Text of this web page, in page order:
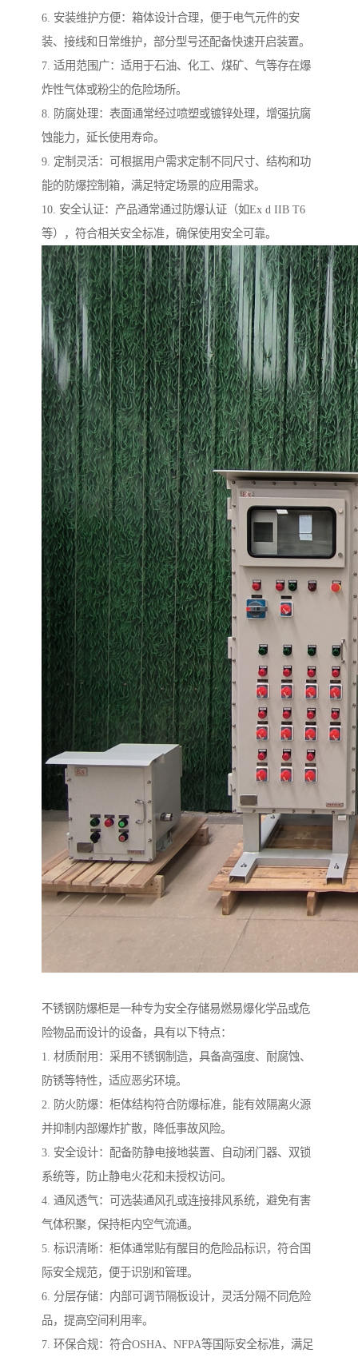
6. 安装维护方便：箱体设计合理，便于电气元件的安
装、接线和日常维护，部分型号还配备快速开启装置。
7. 适用范围广：适用于石油、化工、煤矿、气等存在爆
炸性气体或粉尘的危险场所。
8. 防腐处理：表面通常经过喷塑或镀锌处理，增强抗腐
蚀能力，延长使用寿命。
9. 定制灵活：可根据用户需求定制不同尺寸、结构和功
能的防爆控制箱，满足特定场景的应用需求。
10. 安全认证：产品通常通过防爆认证（如Ex d IIB T6
等），符合相关安全标准，确保使用安全可靠。
不锈钢防爆柜是一种专为安全存储易燃易爆化学品或危
险物品而设计的设备，具有以下特点：
1. 材质耐用：采用不锈钢制造，具备高强度、耐腐蚀、
防锈等特性，适应恶劣环境。
2. 防火防爆：柜体结构符合防爆标准，能有效隔离火源
并抑制内部爆炸扩散，降低事故风险。
3. 安全设计：配备防静电接地装置、自动闭门器、双锁
系统等，防止静电火花和未授权访问。
4. 通风透气：可选装通风孔或连接排风系统，避免有害
气体积聚，保持柜内空气流通。
5. 标识清晰：柜体通常贴有醒目的危险品标识，符合国
际安全规范，便于识别和管理。
6. 分层存储：内部可调节隔板设计，灵活分隔不同危险
品，提高空间利用率。
7. 环保合规：符合OSHA、NFPA等国际安全标准，满足